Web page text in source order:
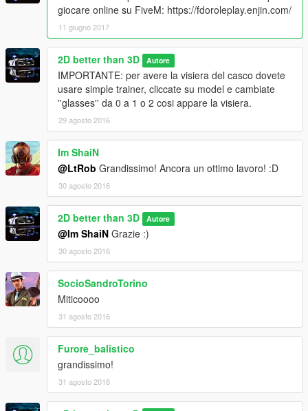
giocare online su FiveM: https://fdoroleplay.enjin.com/
11 giugno 2017
2D better than 3D Autore
IMPORTANTE: per avere la visiera del casco dovete
usare simple trainer, cliccate su model e cambiate
''glasses'' da 0 a 1 o 2 cosi appare la visiera.
29 agosto 2016
Im ShaiN
@LtRob Grandissimo! Ancora un ottimo lavoro! :D
30 agosto 2016
2D better than 3D Autore
@Im ShaiN Grazie :)
30 agosto 2016
SocioSandroTorino
Miticoooo
31 agosto 2016
Furore_balistico
grandissimo!
31 agosto 2016